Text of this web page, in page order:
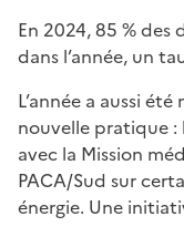
En 2024, 85 %
dans l’année, un
L’année a aussi
nouvelle pratique :
avec la Mission
PACA/Sud sur
énergie. Une